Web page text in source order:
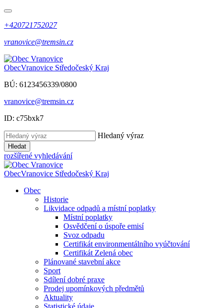
+420721752027
vranovice@tremsin.cz
ObecVranovice Středočeský Kraj
BÚ: 6123456339/0800
vranovice@tremsin.cz
ID: c75bxk7
Hledaný výraz
Hledat
rozšířené vyhledávání
ObecVranovice Středočeský Kraj
Obec
Historie
Likvidace odpadů a místní poplatky
Místní poplatky
Osvědčení o úspoře emisí
Svoz odpadu
Certifikát environmentálního vyúčtování
Certifikát Zelená obec
Plánované stavební akce
Sport
Sdílení dobré praxe
Prodej upomínkových předmětů
Aktuality
Statistické údaje